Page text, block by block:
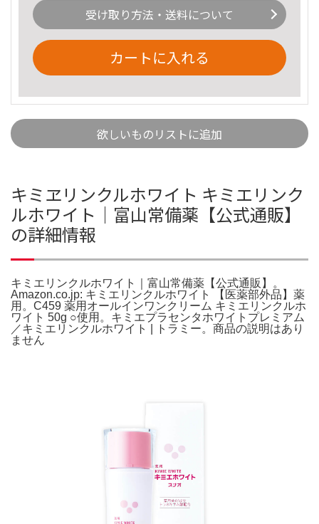
受け取り方法・送料について
カートに入れる
欲しいものリストに追加
キミヱリンクルホワイト キミエリンク
ルホワイト｜富山常備薬【公式通販】
の詳細情報
キミエリンクルホワイト｜富山常備薬【公式通販】。
Amazon.co.jp: キミエリンクルホワイト 【医薬部外品】薬
用。C459 薬用オールインワンクリーム キミエリンクルホ
ワイト 50g ○使用。キミエプラセンタホワイトプレミアム
／キミエリンクルホワイト | トラミー。商品の説明はあり
ません